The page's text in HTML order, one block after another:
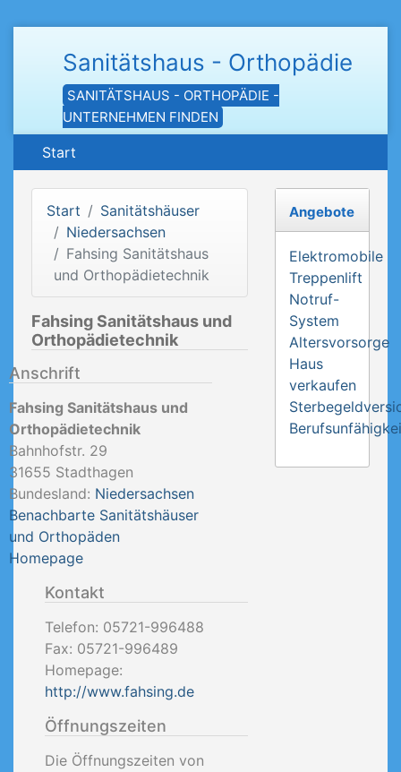
Sanitätshaus - Orthopädie
SANITÄTSHAUS - ORTHOPÄDIE -
UNTERNEHMEN FINDEN
Start
Start
Sanitätshäuser
Niedersachsen
Fahsing Sanitätshaus
und Orthopädietechnik
Fahsing Sanitätshaus und
Orthopädietechnik
Anschrift
Fahsing Sanitätshaus und
Orthopädietechnik
Bahnhofstr. 29
31655 Stadthagen
Bundesland: Niedersachsen
Benachbarte Sanitätshäuser
und Orthopäden
Homepage
Kontakt
Telefon: 05721-996488
Fax: 05721-996489
Homepage:
http://www.fahsing.de
Öffnungszeiten
Die Öffnungszeiten von
Angebote
Elektromobile
Treppenlift
Notruf-
System
Altersvorsorge
Haus
verkaufen